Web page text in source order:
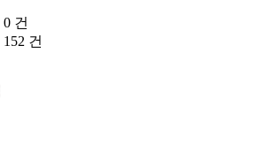
0 건
152 건